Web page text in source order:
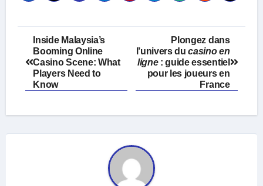
Post
navigation
Inside Malaysia’s
Booming Online
Casino Scene: What
Players Need to
Know
Plongez dans
l’univers ducasino en
ligne: guide essentiel
pour les joueurs en
France